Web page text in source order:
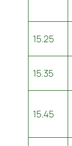
15.25
15.35
15.45